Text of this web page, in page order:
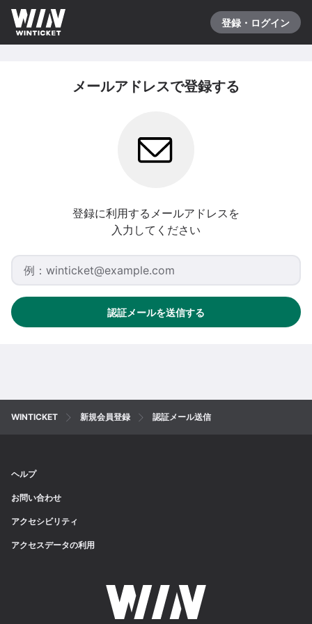
登録・ログイン
メールアドレスで登録する
登録に利用するメールアドレスを
入力してください
認証メールを送信する
WINTICKET 新規会員登録 認証メール送信
ヘルプ
お問い合わせ
アクセシビリティ
アクセスデータの利用